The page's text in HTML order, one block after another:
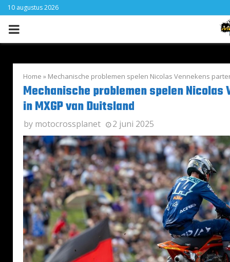
10 augustus 2026
PRIMARY
Home » Mechanische problemen spelen Nicolas Vennekens
Mechanische problemen spelen Nicolas
in MXGP van Duitsland
by motocrossplanet 2 juni 2025